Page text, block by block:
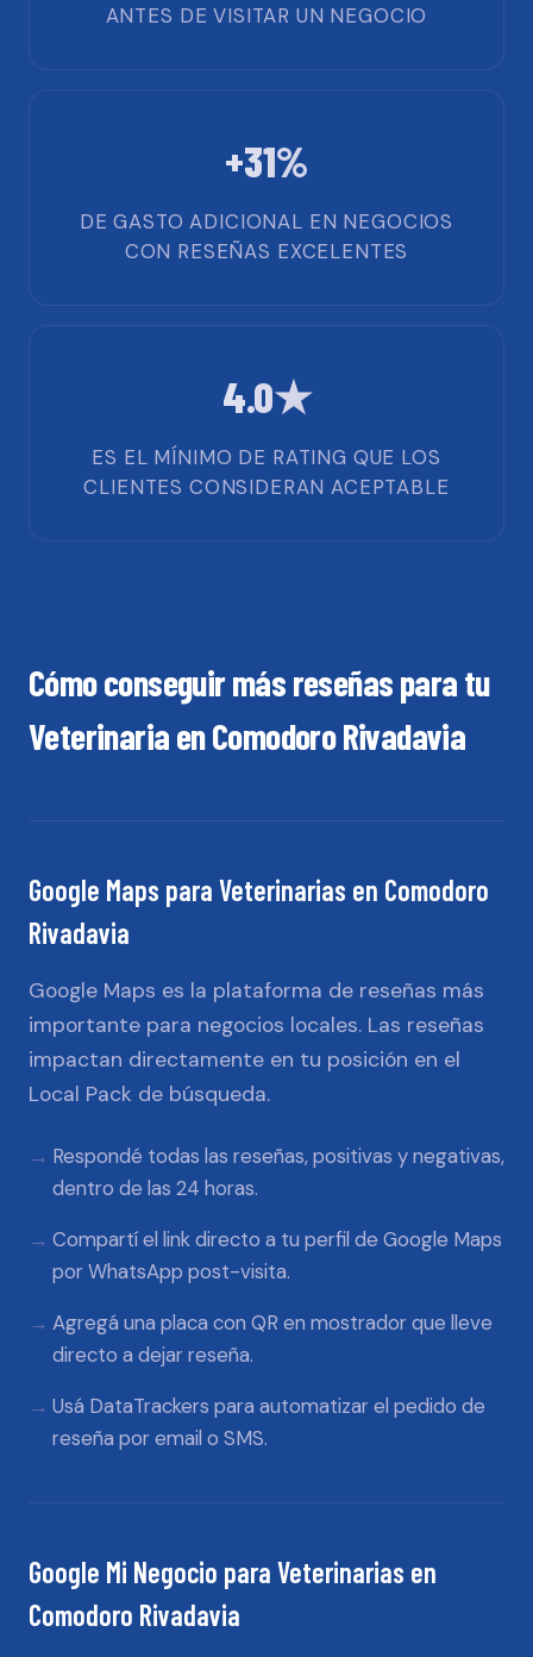
ANTES DE VISITAR UN NEGOCIO
+31%
DE GASTO ADICIONAL EN NEGOCIOS
CON RESEÑAS EXCELENTES
4.0★
ES EL MÍNIMO DE RATING QUE LOS
CLIENTES CONSIDERAN ACEPTABLE
Cómo conseguir más reseñas para tu
VeterinariaenComodoro Rivadavia
Google Maps para Veterinarias en Comodoro
Rivadavia
Google Maps es la plataforma de reseñas más
importante para negocios locales. Las reseñas
impactan directamente en tu posición en el
Local Pack de búsqueda.
Respondé todas las reseñas, positivas y negativas,
dentro de las 24 horas.
Compartí el link directo a tu perfil de Google Maps
por WhatsApp post-visita.
Agregá una placa con QR en mostrador que lleve
directo a dejar reseña.
Usá DataTrackers para automatizar el pedido de
reseña por email o SMS.
Google Mi Negocio para Veterinarias en
Comodoro Rivadavia